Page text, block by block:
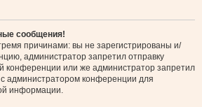
сообщения!
причинами: вы не зарегистрированы и/
администратор запретил отправку
конференции или же администратор запретил
администратором конференции для
информации.